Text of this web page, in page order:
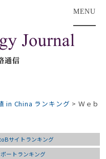
MENU
in China ランキング > Ｗｅｂ
サイトランキング
ートランキング